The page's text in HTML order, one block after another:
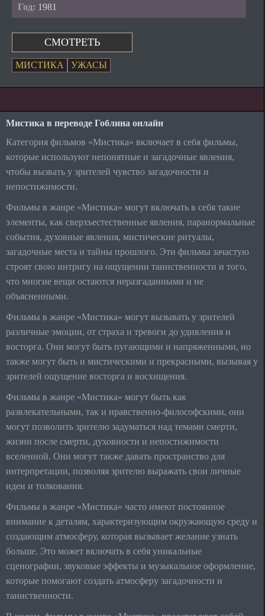
Год: 1981
СМОТРЕТЬ
МИСТИКА УЖАСЫ
Мистика в переводе Гоблина онлайн
Категория фильмов «Мистика» включает в себя фильмы,
которые используют непонятные и загадочные явления,
чтобы вызвать у зрителей чувство загадочности и
непостижимости.
Фильмы в жанре «Мистика» могут включать в себя такие
элементы, как сверхъестественные явления, паранормальные
события, духовные явления, мистические ритуалы,
загадочные места и тайны прошлого. Эти фильмы зачастую
строят свою интригу на ощущении таинственности и того,
что многие вещи остаются неразгаданными и не
объясненными.
Фильмы в жанре «Мистика» могут вызывать у зрителей
различные эмоции, от страха и тревоги до удивления и
восторга. Они могут быть пугающими и напряженными, но
также могут быть и мистическими и прекрасными, вызывая у
зрителей ощущение восторга и восхищения.
Фильмы в жанре «Мистика» могут быть как
развлекательными, так и нравственно-философскими, они
могут позволить зрителю задуматься над темами смерти,
жизни после смерти, духовности и непостижимости
вселенной. Они могут также давать пространство для
интерпретации, позволяя зрителю выражать свои личные
идеи и толкования.
Фильмы в жанре «Мистика» часто имеют постоянное
внимание к деталям, характеризующим окружающую среду и
создающим атмосферу, которая вызывает желание узнать
больше. Это может включать в себя уникальные
сценографии, звуковые эффекты и музыкальное оформление,
которые помогают создать атмосферу загадочности и
таинственности.